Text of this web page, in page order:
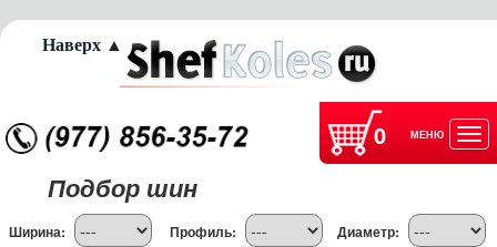
0 МЕНЮ
Подбор шин
Ширина: Профиль: Диаметр:
Наверх ▲